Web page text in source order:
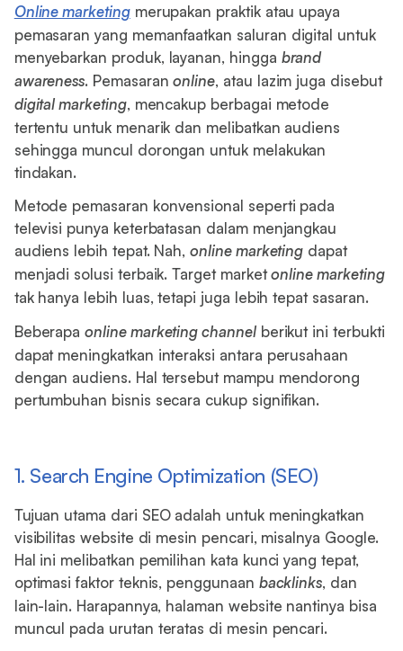
Online marketingmerupakan praktik atau upaya
pemasaran yang memanfaatkan saluran digital untuk
menyebarkan produk, layanan, hingga brand
awareness. Pemasaranonline, atau lazim juga disebut
digital marketing, mencakup berbagai metode
tertentu untuk menarik dan melibatkan audiens
sehingga muncul dorongan untuk melakukan
tindakan.
Metode pemasaran konvensional seperti pada
televisi punya keterbatasan dalam menjangkau
audiens lebih tepat. Nah,online marketing dapat
menjadi solusi terbaik. Target marketonline marketing
tak hanya lebih luas, tetapi juga lebih tepat sasaran.
Beberapaonline marketing channelberikut ini terbukti
dapat meningkatkan interaksi antara perusahaan
dengan audiens. Hal tersebut mampu mendorong
pertumbuhan bisnis secara cukup signifikan.
1. Search Engine Optimization (SEO)
Tujuan utama dari SEO adalah untuk meningkatkan
visibilitas website di mesin pencari, misalnya Google.
Hal ini melibatkan pemilihan kata kunci yang tepat,
optimasi faktor teknis, penggunaan backlinks, dan
lain-lain. Harapannya, halaman website nantinya bisa
muncul pada urutan teratas di mesin pencari.